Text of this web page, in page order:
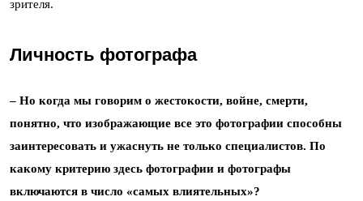
зрителя.
Личность фотографа
– Но когда мы говорим о жестокости, войне, смерти,
понятно, что изображающие все это фотографии способны
заинтересовать и ужаснуть не только специалистов. По
какому критерию здесь фотографии и фотографы
включаются в число «самых влиятельных»?